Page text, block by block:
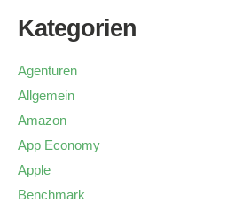
Kategorien
Agenturen
Allgemein
Amazon
App Economy
Apple
Benchmark